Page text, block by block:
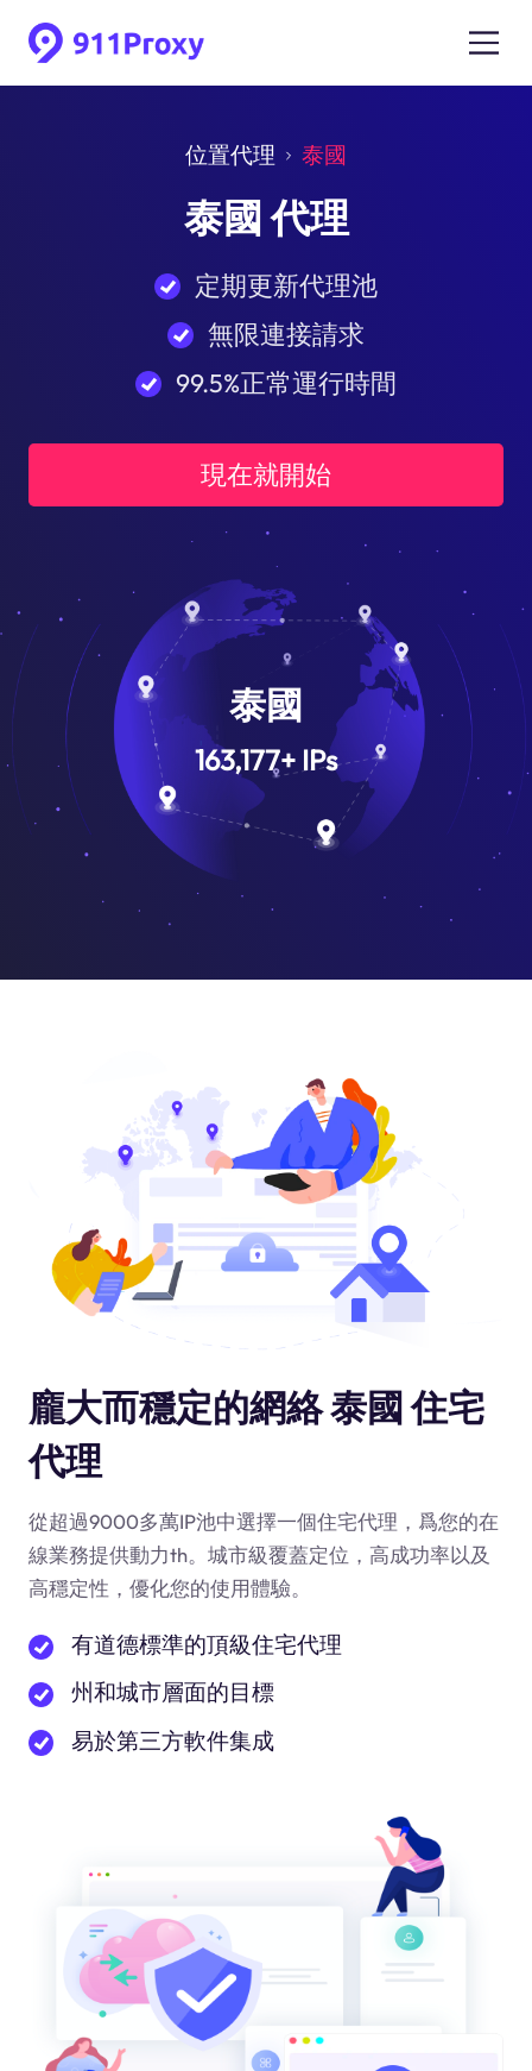
位置代理 泰國
泰國 代理
定期更新代理池
無限連接請求
99.5%正常運行時間
現在就開始
泰國
163,177+ IPs
龐大而穩定的網絡 泰國 住宅
代理
從超過9000多萬IP池中選擇一個住宅代理，爲您的在
線業務提供動力th。城市級覆蓋定位，高成功率以及
高穩定性，優化您的使用體驗。
有道德標準的頂級住宅代理
州和城市層面的目標
易於第三方軟件集成